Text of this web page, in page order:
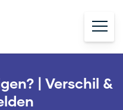
| Verschil &